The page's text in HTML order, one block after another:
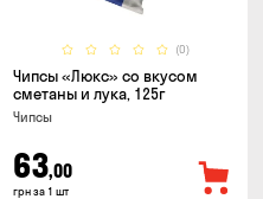
(0)
Чипсы «Люкс» со вкусом
сметаны и лука, 125г
Чипсы
63,00
грн за 1 шт